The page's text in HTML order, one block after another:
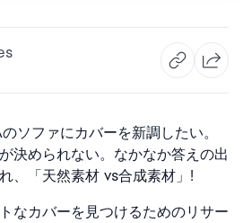
ソファにカバーを新調したい。
決められない。なかなか答えの出
、「天然素材 vs合成素材」!
なカバーを見つけるためのリサー